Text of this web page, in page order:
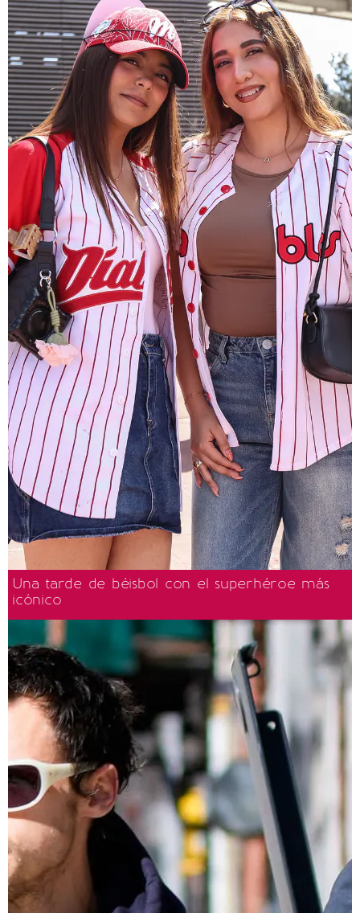
Una tarde de béisbol con el superhéroe más
icónico